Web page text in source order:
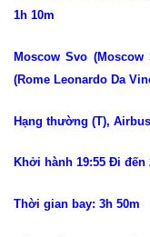
1h 10m
Moscow Svo
(Rome Leonardo Da
Hạng thường (T),
Khởi hành 19:55 Đi đến
Thời gian bay: 3h 50m